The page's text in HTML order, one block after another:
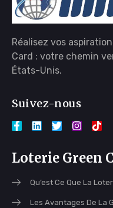
Réalisez vos
Card : votre chemin
États-Unis.
Suivez-nous
Loterie Green
Qu’est Ce Que La
Les Avantages De La